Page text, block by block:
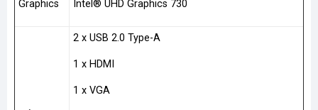
Graphics Intel® UHD Graphics 730
2 x USB 2.0 Type-A
1 x HDMI
1 x VGA